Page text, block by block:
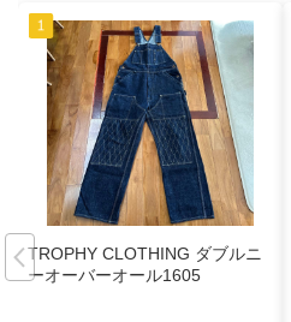
TROPHY CLOTHING ダブルニ
ーオーバーオール1605